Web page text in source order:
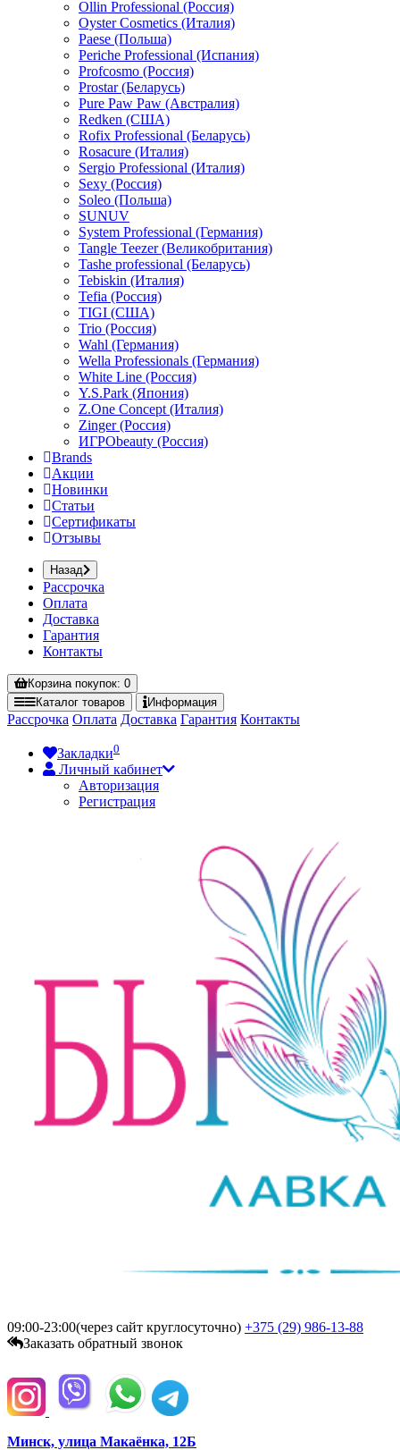
Ollin Professional (Россия)
Oyster Cosmetics (Италия)
Paese (Польша)
Periche Professional (Испания)
Profcosmo (Россия)
Prostar (Беларусь)
Pure Paw Paw (Австралия)
Redken (США)
Rofix Professional (Беларусь)
Rosacure (Италия)
Sergio Professional (Италия)
Sexy (Россия)
Soleo (Польша)
SUNUV
System Professional (Германия)
Tangle Teezer (Великобритания)
Tashe professional (Беларусь)
Tebiskin (Италия)
Tefia (Россия)
TIGI (США)
Trio (Россия)
Wahl (Германия)
Wella Professionals (Германия)
White Line (Россия)
Y.S.Park (Япония)
Z.One Concept (Италия)
Zinger (Россия)
ИГРОbeauty (Россия)
Brands
Акции
Новинки
Статьи
Сертификаты
Отзывы
Назад
Рассрочка
Оплата
Доставка
Гарантия
Контакты
Корзинапокупок: 0
Каталог товаров Информация
Рассрочка Оплата Доставка Гарантия Контакты
Закладки0
Личный кабинет
Авторизация
Регистрация
09:00-23:00(через сайт круглосуточно) +375 (29) 986-13-88
Заказать обратный звонок
Минск, улица Макаёнка, 12Б